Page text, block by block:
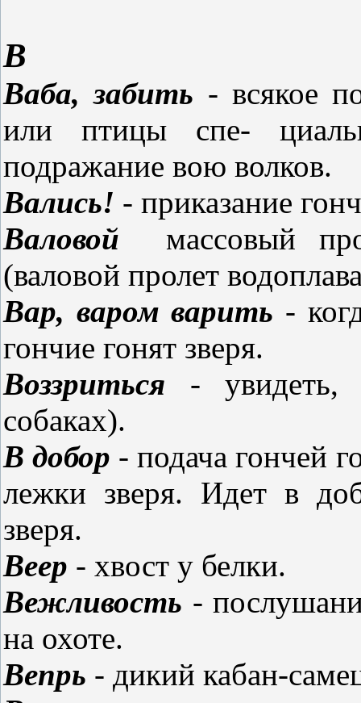
В
Ваба, забить - всякое
или птицы спе-
подражание вою волков.
Вались! - приказание
Валовой массовый
(валовой пролет
Вар, варом варить -
гончие гонят зверя.
Воззриться - увидеть,
собаках).
В добор - подача гончей
лежки зверя. Идет в
зверя.
Веер - хвост у белки.
Вежливость -
на охоте.
Вепрь - дикий кабан-